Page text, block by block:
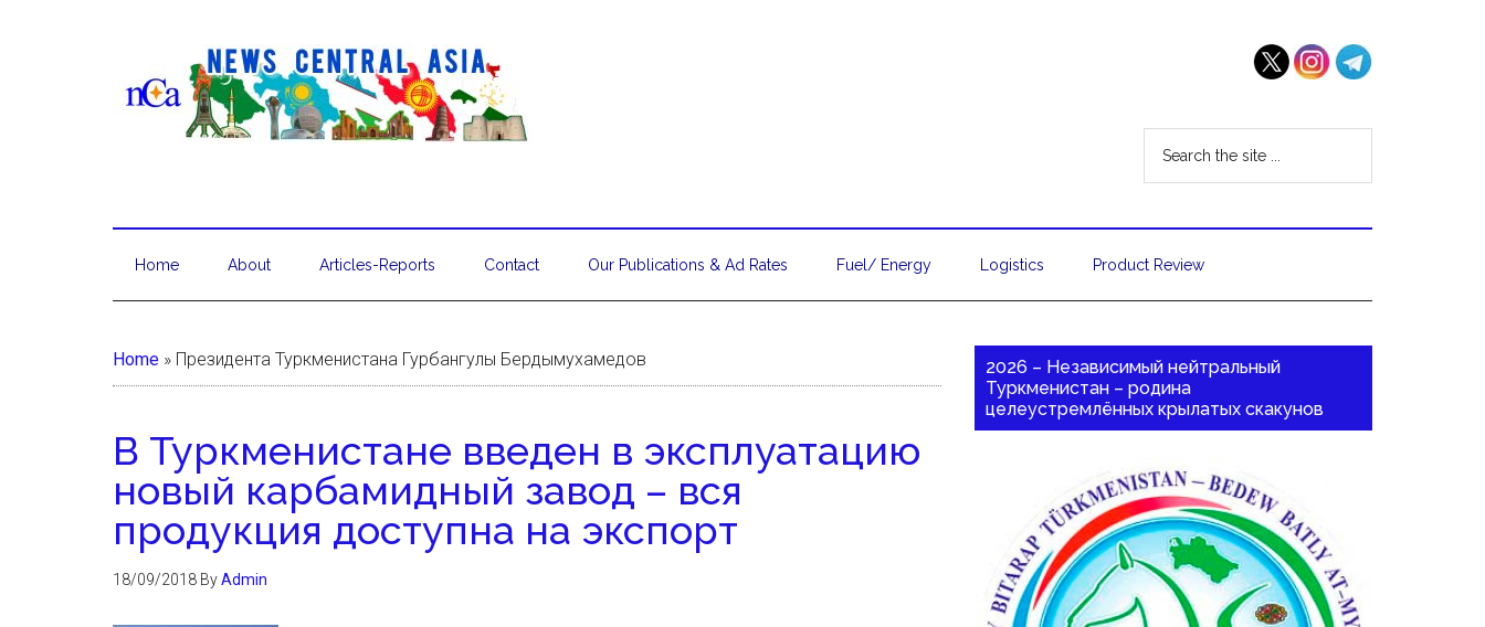
Home About Articles-Reports Contact Our Publications & Ad Rates Fuel/ Energy Logistics Product Review
Home » Президента Туркменистана Гурбангулы Бердымухамедов
В Туркменистане введен в эксплуатацию
новый карбамидный завод – вся
продукция доступна на экспорт
18/09/2018 ByAdmin
2026 – Независимый нейтральный
Туркменистан – родина
целеустремлённых крылатых скакунов